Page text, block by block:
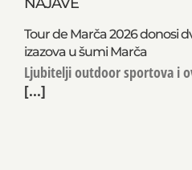
Tour de Marča 2026 donosi
izazova u šumi Marča
Ljubitelji outdoor sportova i
[...]